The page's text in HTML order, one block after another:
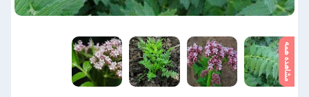
مشاهده همه